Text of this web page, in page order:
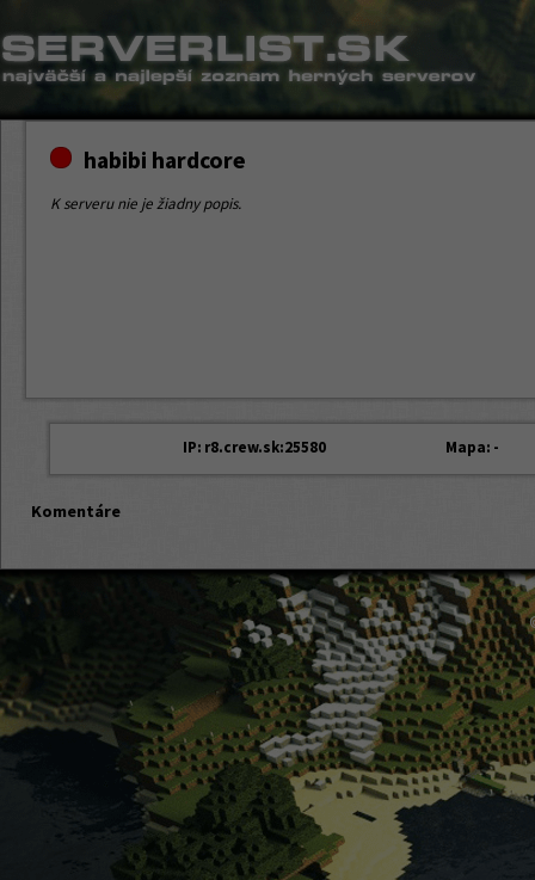
habibi hardcore
K serveru nie je žiadny popis.
IP: r8.crew.sk:25580 Mapa: -
Komentáre